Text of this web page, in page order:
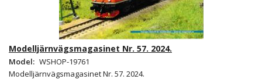
Modelljärnvägsmagasinet Nr. 57. 2024.
Model: WSHOP-19761
Modelljärnvägsmagasinet Nr. 57. 2024.